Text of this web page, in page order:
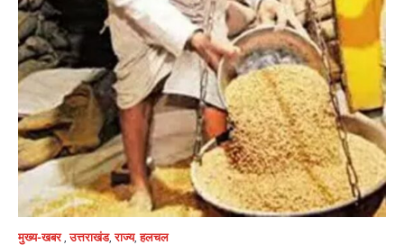
मुख्य-खबर ,उत्तराखंड,राज्य,हलचल